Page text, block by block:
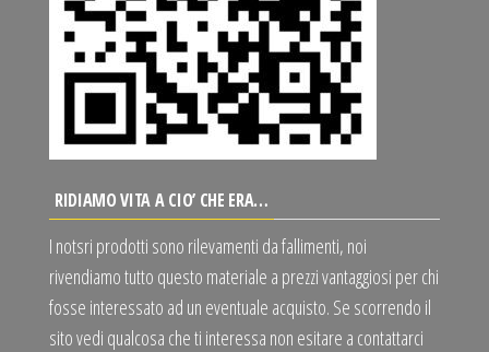
RIDIAMO VITA A CIO’ CHE ERA…
I notsri prodotti sono rilevamenti da fallimenti, noi
rivendiamo tutto questo materiale a prezzi vantaggiosi per chi
fosse interessato ad un eventuale acquisto. Se scorrendo il
sito vedi qualcosa che ti interessa non esitare a contattarci